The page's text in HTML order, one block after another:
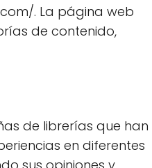
. La página web
de contenido,
de librerías que han
en diferentes